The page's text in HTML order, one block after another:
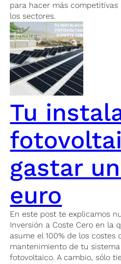
para hacer más
los sectores.
Tu
gastar
euro
En este post te explicamos
Inversión a Coste Cero en la
asume el 100% de los costes
mantenimiento de tu
fotovoltaico. A cambio, sólo